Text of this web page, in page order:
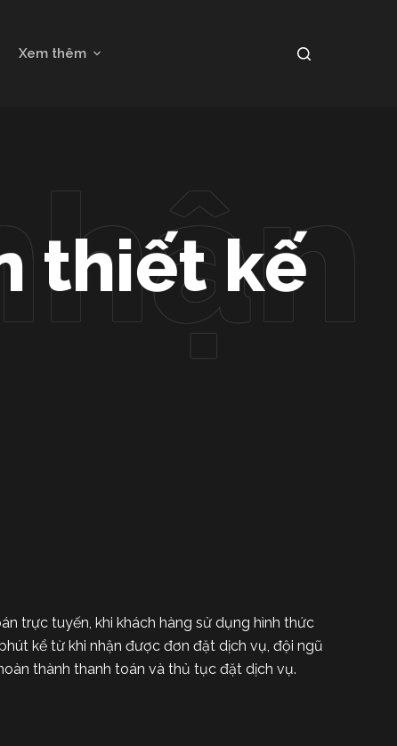
Xem thêm
thiết kế
trực tuyến, khi khách hàng sử dụng hình thức
kể từ khi nhận được đơn đặt dịch vụ, đội ngũ
thành thanh toán và thủ tục đặt dịch vụ.